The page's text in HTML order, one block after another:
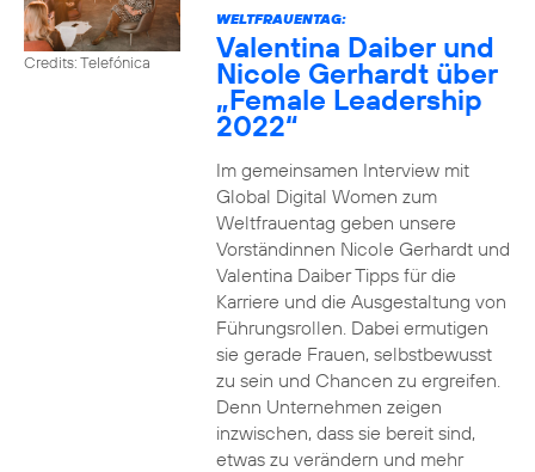
Credits: Telefónica
WELTFRAUENTAG:
Valentina Daiber und
Nicole Gerhardt über
„Female Leadership
2022“
Im gemeinsamen Interview mit
Global Digital Women zum
Weltfrauentag geben unsere
Vorständinnen Nicole Gerhardt und
Valentina Daiber Tipps für die
Karriere und die Ausgestaltung von
Führungsrollen. Dabei ermutigen
sie gerade Frauen, selbstbewusst
zu sein und Chancen zu ergreifen.
Denn Unternehmen zeigen
inzwischen, dass sie bereit sind,
etwas zu verändern und mehr